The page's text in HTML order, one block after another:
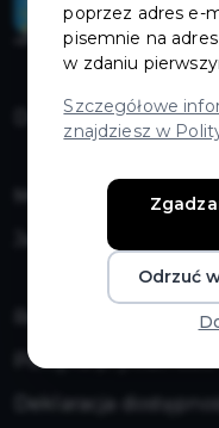
Dokumenty do
Mapa strony
Jak zostać
Polityka prywatności
Deklaracja
poprzez adres e-
pisemnie na
w zdaniu
Szczegółowe
znajdziesz w
Odrzuć